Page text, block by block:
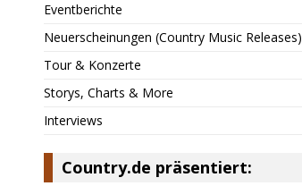
Eventberichte
Neuerscheinungen (Country Music Releases)
Tour & Konzerte
Storys, Charts & More
Interviews
Country.de präsentiert: